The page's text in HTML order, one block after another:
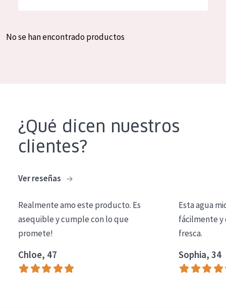
Crema de día
Crema de noche
Limpieza
COLECCIÓN
Essentials
Lift+
Spanish
No se han encontrado productos
¿Qué dicen nuestros
clientes?
Ver reseñas
Realmente amo este producto. Es
asequible y cumple con lo que
promete!
Chloe, 47
Esta agua
fácilmente y
fresca.
Sophia, 34